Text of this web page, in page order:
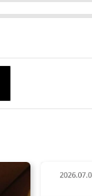
치료가 필요
를 기울여야 한
수 있다.
수 있으므로,
, 저혈압, 인후 답